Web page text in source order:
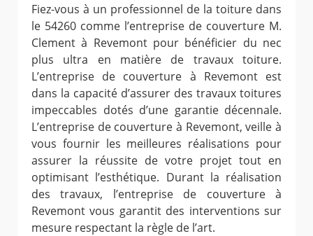
Fiez-vous à un professionnel de la toiture dans
le 54260 comme l’entreprise de couverture M.
Clement à Revemont pour bénéficier du nec
plus ultra en matière de travaux toiture.
L’entreprise de couverture à Revemont est
dans la capacité d’assurer des travaux toitures
impeccables dotés d’une garantie décennale.
L’entreprise de couverture à Revemont, veille à
vous fournir les meilleures réalisations pour
assurer la réussite de votre projet tout en
optimisant l’esthétique. Durant la réalisation
des travaux, l’entreprise de couverture à
Revemont vous garantit des interventions sur
mesure respectant la règle de l’art.